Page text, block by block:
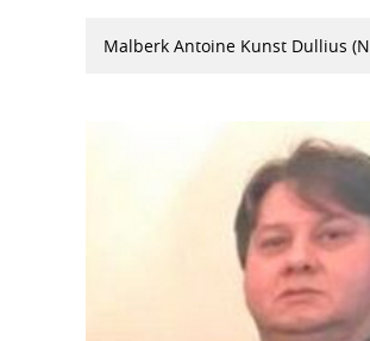
Malberk Antoine Kunst Dullius